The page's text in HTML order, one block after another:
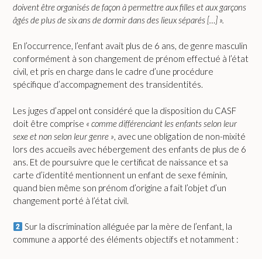
doivent être organisés de façon à permettre aux filles et aux garçons
âgés de plus de six ans de dormir dans des lieux séparés […] ».
En l’occurrence, l’enfant avait plus de 6 ans, de genre masculin
conformément à son changement de prénom effectué à l’état
civil, et pris en charge dans le cadre d’une procédure
spécifique d’accompagnement des transidentités.
Les juges d’appel ont considéré que la disposition du CASF
doit être comprise « comme différenciant les enfants selon leur
sexe et non selon leur genre », avec une obligation de non-mixité
lors des accueils avec hébergement des enfants de plus de 6
ans. Et de poursuivre que le certificat de naissance et sa
carte d’identité mentionnent un enfant de sexe féminin,
quand bien même son prénom d’origine a fait l’objet d’un
changement porté à l’état civil.
Sur la discrimination alléguée par la mère de l’enfant, la
commune a apporté des éléments objectifs et notamment :